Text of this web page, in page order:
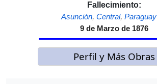
Fallecimiento:
Asunción, Central, Paraguay
9 de Marzo de 1876
Perfil y Más Obras